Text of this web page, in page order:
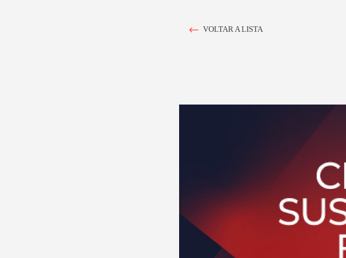
VOLTAR A LISTA